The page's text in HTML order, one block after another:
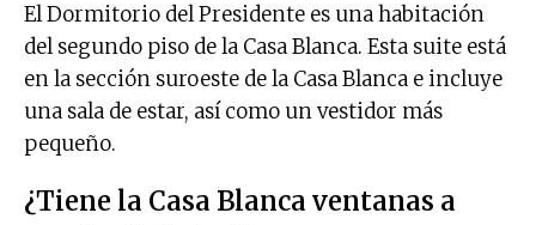
El Dormitorio del Presidente es una habitación
del segundo piso de la Casa Blanca. Esta suite está
en la sección suroeste de la Casa Blanca e incluye
una sala de estar, así como un vestidor más
pequeño.
¿Tiene la Casa Blanca ventanas a